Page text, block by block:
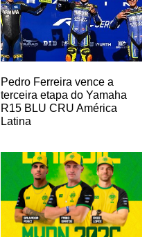
Pedro Ferreira vence a
terceira etapa do Yamaha
R15 BLU CRU América
Latina